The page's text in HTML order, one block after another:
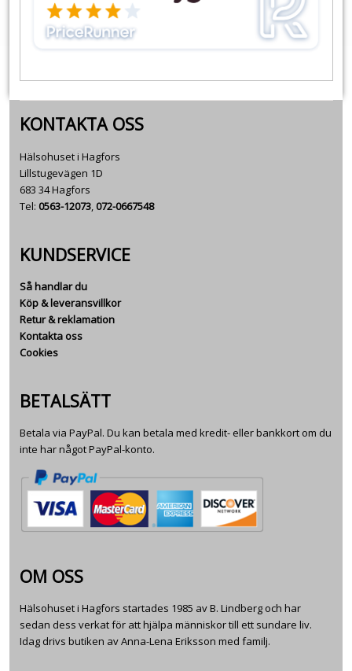
KONTAKTA OSS
Hälsohuset i Hagfors
Lillstugevägen 1D
683 34 Hagfors
Tel: 0563-12073,072-0667548
KUNDSERVICE
Så handlar du
Köp & leveransvillkor
Retur & reklamation
Kontakta oss
Cookies
BETALSÄTT
Betala via PayPal. Du kan betala med kredit- eller bankkort om du
inte har något PayPal-konto.
OM OSS
Hälsohuset i Hagfors startades 1985 av B. Lindberg och har
sedan dess verkat för att hjälpa människor till ett sundare liv.
Idag drivs butiken av Anna-Lena Eriksson med familj.